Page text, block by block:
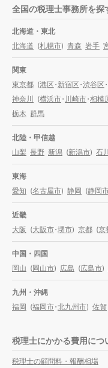
全国の税理士事務所を探
北海道・東北
北海道 (札幌市) 青森 岩手
関東
東京都 (港区・新宿区・渋谷区
神奈川 (横浜市・川崎市・相模
栃木 群馬
北陸・甲信越
山梨 長野 新潟 (新潟市) 石
東海
愛知 (名古屋市) 静岡 (静岡
近畿
大阪 (大阪市・堺市) 京都 (京
中国・四国
岡山 (岡山市) 広島 (広島市)
九州・沖縄
福岡 (福岡市・北九州市) 佐賀
税理士にかかる費用につ
税理士の顧問料・報酬相場